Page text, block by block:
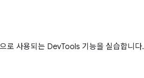
로 사용되는 DevTools 기능을 실습합니다.